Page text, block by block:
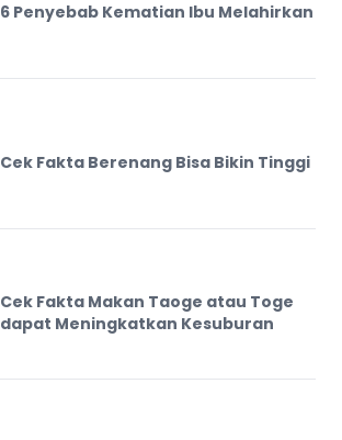
6 Penyebab Kematian Ibu Melahirkan
Cek Fakta Berenang Bisa Bikin Tinggi
Cek Fakta Makan Taoge atau Toge
dapat Meningkatkan Kesuburan